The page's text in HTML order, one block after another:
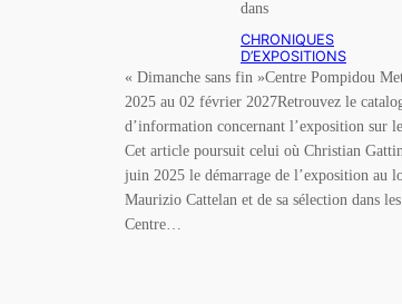
dans
CHRONIQUES
D’EXPOSITIONS
« Dimanche sans fin »Centre Pompidou
2025 au 02 février 2027Retrouvez le
d’information concernant l’exposition sur
Cet article poursuit celui où Christian
juin 2025 le démarrage de l’exposition au
Maurizio Cattelan et de sa sélection dans
Centre…